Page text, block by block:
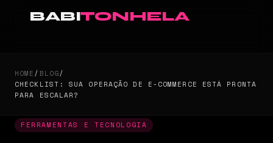
BABITONHELA
HOME/BLOG/
CHECKLIST: SUA OPERAÇÃO DE E-COMMERCE ESTÁ PRONTA
PARA ESCALAR?
FERRAMENTAS E TECNOLOGIA